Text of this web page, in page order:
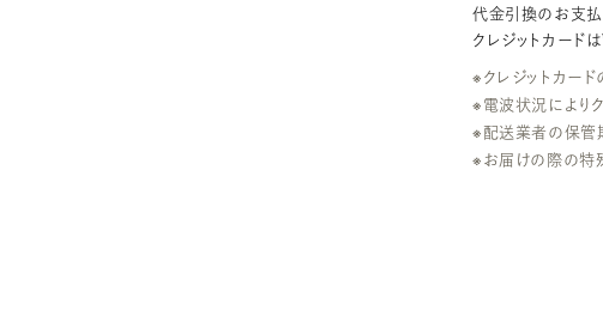
代金引換のお支払
クレジットカード
※クレジットカー
※電波状況により
※配送業者の保管
※お届けの際の特